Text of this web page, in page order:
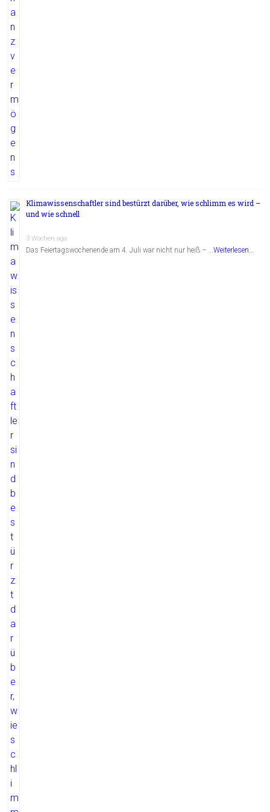
Klimawissenschaftler sind bestürzt darüber, wie schlimm es wird –
und wie schnell
3 Wochen ago
Das Feiertagswochenende am 4. Juli war nicht nur heiß – …Weiterlesen...